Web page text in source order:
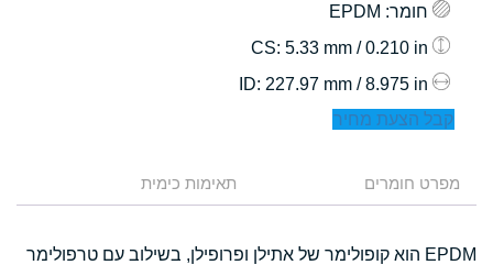
חומר: EPDM
: 5.33 mm / 0.210 in
: 227.97 mm / 8.975 in
קבל הצעת מחיר
מפרט חומרים תאימות כימית
EPDM הוא קופולימר של אתילן ופרופילן, בשילוב עם טרפולימר